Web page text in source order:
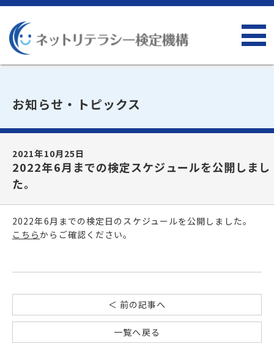
お知らせ・トピックス
2021年10月25日
2022年6月までの検定スケジュールを公開しまし
た。
2022年6月までの検定日のスケジュールを公開しました。
こちらからご確認ください。
＜ 前の記事へ
一覧へ戻る